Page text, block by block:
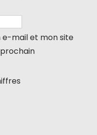
e-mail et mon site